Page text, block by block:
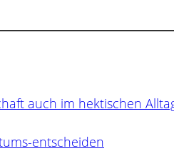
auch im hektischen
entscheiden